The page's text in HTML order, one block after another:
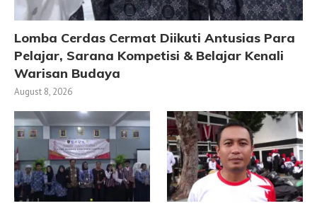
Lomba Cerdas Cermat Diikuti Antusias Para
Pelajar, Sarana Kompetisi & Belajar Kenali
Warisan Budaya
August 8, 2026